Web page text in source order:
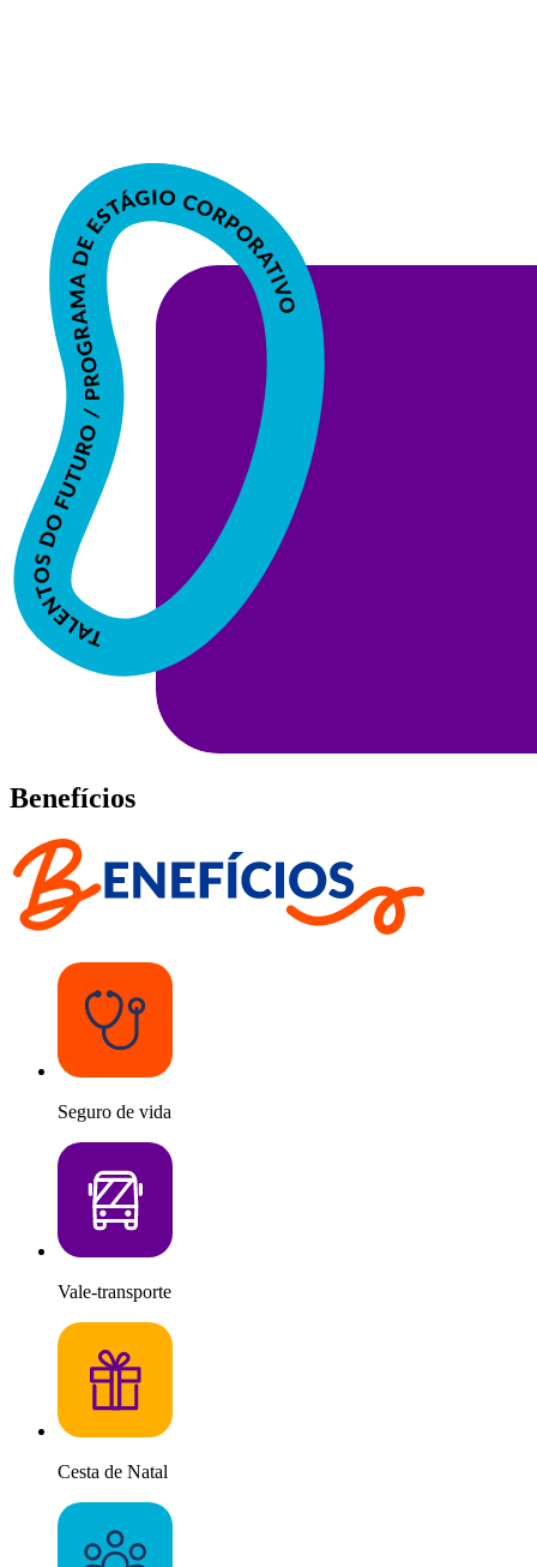
Benefícios
Seguro de vida
Vale-transporte
Cesta de Natal